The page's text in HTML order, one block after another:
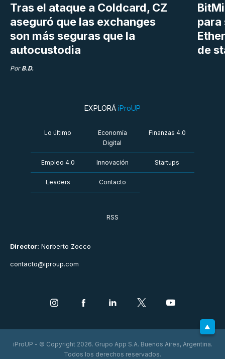
Tras el ataque a Coldcard, CZ
aseguró que las exchanges
son más seguras que la
autocustodia
Por B.D.
para
de
Director: Norberto Zocco
contacto@iproup.com
EXPLORÁ iProUP
Lo último
Economía
Digital
Finanzas 4.0
Empleo 4.0 Innovación Startups
Leaders Contacto
RSS
iProUP - © Copyright 2026. Grupo App S.A. Buenos Aires, Argentina.
Todos los derechos reservados.